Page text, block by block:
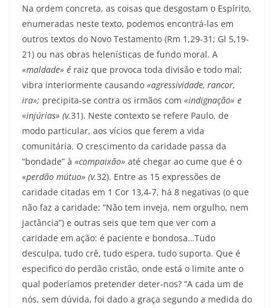
Na ordem concreta, as coisas que desgostam o Espírito,
enumeradas neste texto, podemos encontrá-las em
outros textos do Novo Testamento (Rm 1,29-31; Gl 5,19-
21) ou nas obras helenísticas de fundo moral. A
«maldade» é raiz que provoca toda divisão e todo mal;
vibra interiormente causando «agressividade, rancor,
ira»; precipita-se contra os irmãos com «indignação» e
«injúrias» (v.31). Neste contexto se refere Paulo, de
modo particular, aos vícios que ferem a vida
comunitária. O crescimento da caridade passa da
“bondade” à «compaixão» até chegar ao cume que é o
«perdão mútuo» (v.32). Entre as 15 expressões de
caridade citadas em 1 Cor 13,4-7, há 8 negativas (o que
não faz a caridade: “Não tem inveja, nem orgulho, nem
jactância”) e outras seis que tem que ver com a
caridade em ação: é paciente e bondosa…Tudo
desculpa, tudo crê, tudo espera, tudo suporta. Que é
especifico do perdão cristão, onde está o limite ante o
qual poderíamos pretender deter-nos? “A cada um de
nós, sem dúvida, foi dado a graça segundo a medida do